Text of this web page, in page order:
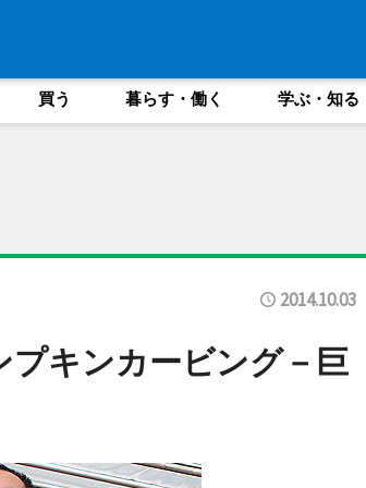
買う 暮らす・働く 学ぶ・知る
2014.10.03
キンカービング－巨